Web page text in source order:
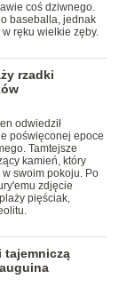
coś dziwnego.
baseballa, jednak
w ręku wielkie zęby.
rzadki
odwiedził
poświęconej epoce
Tamtejsze
kamień, który
w swoim pokoju. Po
zdjęcie
pięściak,
tajemniczą